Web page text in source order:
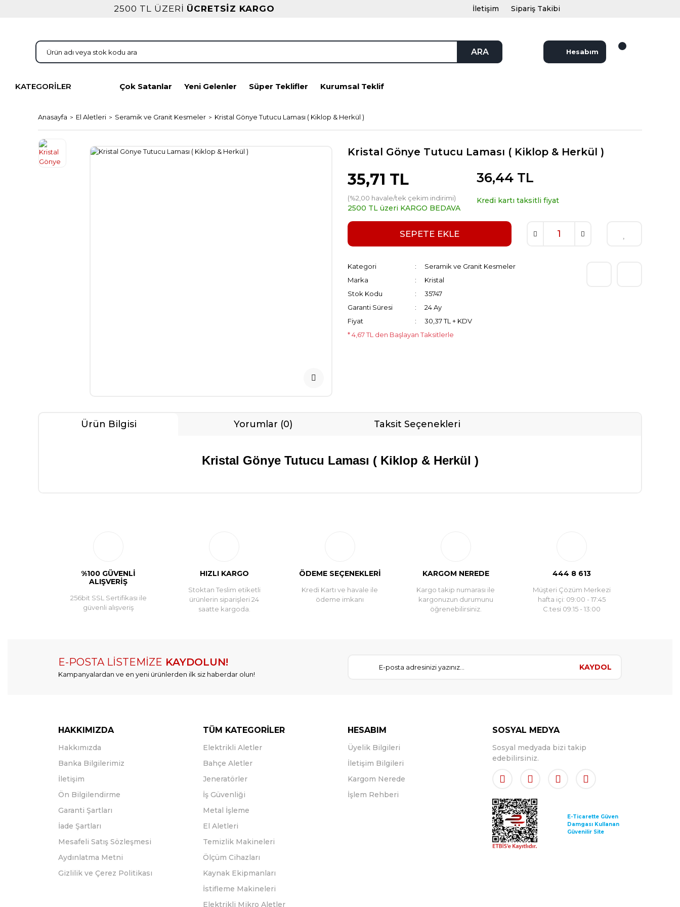
2500 TL ÜZERİ ÜCRETSİZ KARGO İletişim Sipariş Takibi
ARA Hesabım
KATEGORİLER Çok Satanlar Yeni Gelenler Süper Teklifler Kurumsal Teklif
Anasayfa El Aletleri Seramik ve Granit Kesmeler Kristal Gönye Tutucu Laması ( Kiklop & Herkül )
Kristal Gönye Tutucu Laması ( Kiklop & Herkül )
35,71 TL
(%2,00 havale/tek çekim indirimi)
2500 TL üzeri KARGO BEDAVA
36,44 TL
Kredi kartı taksitli fiyat
SEPETE EKLE
Kategori
Seramik ve Granit Kesmeler
Marka
Kristal
Stok Kodu
35747
Garanti Süresi
24 Ay
Fiyat
30,37 TL + KDV
* 4,67 TL den Başlayan Taksitlerle
Ürün Bilgisi Yorumlar (0) Taksit Seçenekleri
Kristal Gönye Tutucu Laması ( Kiklop & Herkül )
%100 GÜVENLİ
ALIŞVERİŞ
256bit SSL Sertifikası ile
güvenli alışveriş
HIZLI KARGO
Stoktan Teslim etiketli
ürünlerin siparişleri 24
saatte kargoda.
ÖDEME SEÇENEKLERİ
Kredi Kartı ve havale ile
ödeme imkanı
KARGOM NEREDE
Kargo takip numarası ile
kargonuzun durumunu
öğrenebilirsiniz.
444 8 613
Müşteri Çözüm Merkezi
hafta içi: 09:00 - 17:45
C.tesi 09:15 - 13:00
E-POSTA LİSTEMİZE KAYDOLUN!
Kampanyalardan ve en yeni ürünlerden ilk siz haberdar olun!
KAYDOL
HAKKIMIZDA
Hakkımızda
Banka Bilgilerimiz
İletişim
Ön Bilgilendirme
Garanti Şartları
İade Şartları
Mesafeli Satış Sözleşmesi
Aydınlatma Metni
Gizlilik ve Çerez Politikası
TÜM KATEGORİLER
Elektrikli Aletler
Bahçe Aletler
Jeneratörler
İş Güvenliği
Metal İşleme
El Aletleri
Temizlik Makineleri
Ölçüm Cihazları
Kaynak Ekipmanları
İstifleme Makineleri
Elektrikli Mikro Aletler
HESABIM
Üyelik Bilgileri
İletişim Bilgileri
Kargom Nerede
İşlem Rehberi
SOSYAL MEDYA
Sosyal medyada bizi takip
edebilirsiniz.
E-Ticarette Güven
Damgası Kullanan
Güvenilir Site